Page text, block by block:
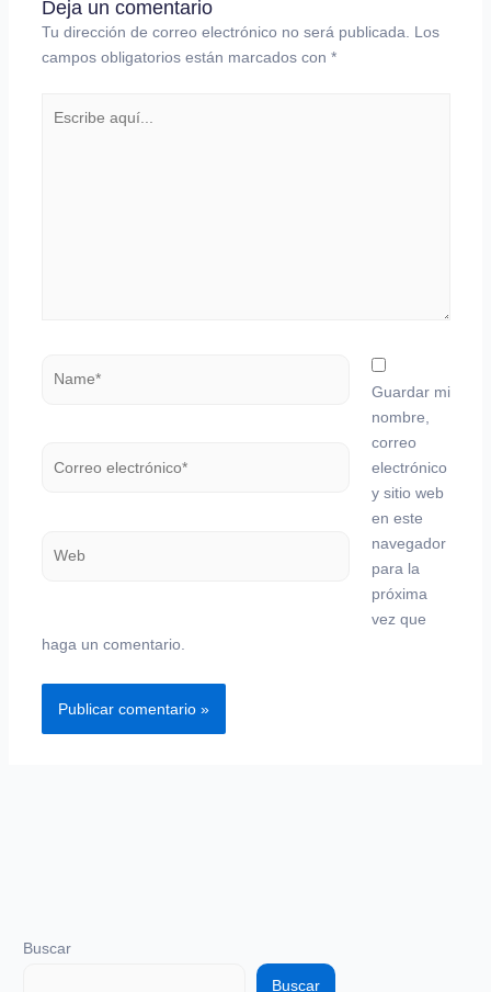
Deja un comentario
Tu dirección de correo electrónico no será publicada.
Los
campos obligatorios están marcados con *
electrónico*
Guardar mi
nombre,
correo
electrónico
y sitio web
en este
navegador
para la
próxima
vez que
haga un comentario.
Buscar
Buscar